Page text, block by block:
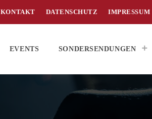
KONTAKT DATENSCHUTZ IMPRESSUM
EVENTS SONDERSENDUNGEN